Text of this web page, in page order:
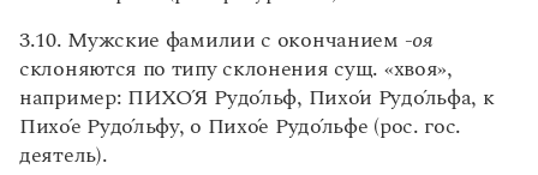
3.10. Мужские фамилии с окончанием -оя
склоняются по типу склонения сущ. «хвоя»,
например: ПИХО́Я Рудо́льф, Пихо́и Рудо́льфа, к
Пихо́е Рудо́льфу, о Пихо́е Рудо́льфе (рос. гос.
деятель).